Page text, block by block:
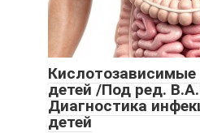
Кислотозависимые
детей /Под ред.
Диагностика
детей